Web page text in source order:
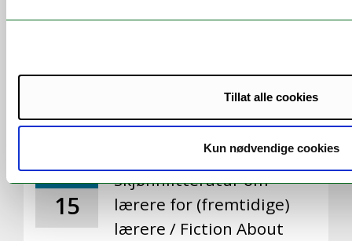
Tillat alle cookies
Kun nødvendige cookies
kunst og vitenskap? Dette er et spørsmål
som utforskes på en workshop som holdes til
15
Skjønnlitteratur om
lærere for (fremtidige)
lærere / Fiction About